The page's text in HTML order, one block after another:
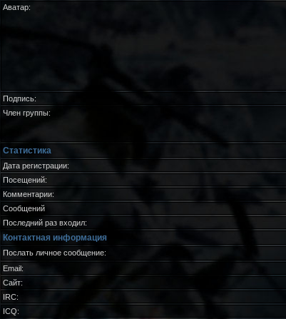
Аватар:
Подпись:
Член группы:
Статистика
Дата регистрации:
Посещений:
Комментарии:
Сообщений
Последний раз входил:
Контактная информация
Послать личное сообщение:
Email:
Сайт:
IRC:
ICQ: